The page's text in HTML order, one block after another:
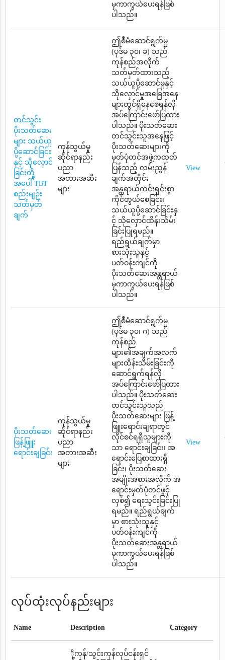
မှကာကွယ်ပေးရန်ဖြစ်
ပါသည်။
တင်သွင်း
ပိုးသတ်ဆေး
များ သယ်ယူ
ပို့ဆောင်ခြင်း
နှင့် သိုလှောင်
ခြင်းတို့
အပေါ် TBT
စည်းမျဉ်း
သတ်မှတ်
ချက်
ကုန်သွယ်မှု
ဆိုင်ရာနည်း
ပညာ
အတားအဆီး
များ
ဤစီမံဆောင်ရွက်မှု
(ပုဒ်မ ၃၀၊ ခ) သည်
ကုန်စည်အလိုက်
သတ်မှတ်ထားသည့်
သယ်ယူပို့ဆောင်မှုနှင့်
သိုလှောင်မှုအခြေအနေ
များတွင်ရှိနေစေရန်လို
အပ်ကြောင်းဖော်ပြထား
ပါသည်။ ပိုးသတ်ဆေး
တင်သွင်းသူအနေဖြင့်
ပိုးသတ်ဆေးများကို
မှတ်ပုံတင်အဖွဲ့ကထုတ်
ပြန်သည့် လမ်းညွှန်
ချက်အတိုင်း
အန္တရာယ်ကင်းရှင်းစွာ
ကိုင်တွယ်စေခြင်း၊
သယ်ယူပို့ဆောင်ခြင်းနှ
င့် သိုလှောင်ထိန်းသိမ်း
ခြင်းပြုရမည်။
ရည်ရွယ်ချက်မှာ
စားသုံးသူနှင့်
ပတ်ဝန်းကျင်ကို
ပိုးသတ်ဆေးအန္တရာယ်
မှကာကွယ်ပေးရန်ဖြစ်
ပါသည်။
View
ပိုးသတ်ဆေး
ဖြန့်ဖြူး
ရောင်းချခြင်း
ကုန်သွယ်မှု
ဆိုင်ရာနည်း
ပညာ
အတားအဆီး
များ
ဤစီမံဆောင်ရွက်မှု
(ပုဒ်မ ၃၀၊ ဂ) သည်
ကုန်စည်
များ၏အချက်အလက်
များထိန်းသိမ်းခြင်းကို
ဆောင်ရွက်ရန်လို
အပ်ကြောင်းဖော်ပြထား
ပါသည်။ ပိုးသတ်ဆေး
တင်သွင်းသူသည်
ပိုးသတ်ဆေးများ ဖြန့်
ဖြူးရောင်းချရာတွင်
လိုင်စင်ရရှိသူများကို
သာ ရောင်းချခြင်း၊ အ
ရောင်းပြေစာထားရှိ
ခြင်း၊ ပိုးသတ်ဆေး
အမျိုးအစားအလိုက် အ
ရောင်းမှတ်ပုံတင်ဖွင့်
လှစ်၍ ရေးသွင်းခြင်းပြု
ရမည်။ ရည်ရွယ်ချက်
မှာ စားသုံးသူနှင့်
ပတ်ဝန်းကျင်ကို
ပိုးသတ်ဆေးအန္တရာယ်
မှကာကွယ်ပေးရန်ဖြစ်
ပါသည်။
View
လုပ်ထုံးလုပ်နည်းများ
Name Description Category
ို့ကုန်/သွင်းကုန်လုပ်ငန်းရှင်